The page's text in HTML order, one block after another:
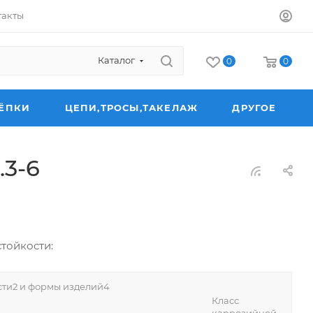
Каталог 0 0
ЦЕПИ,ТРОСЫ,ТАКЕЛАЖ ДРУГОЕ
6
и формы изделий4
Класс